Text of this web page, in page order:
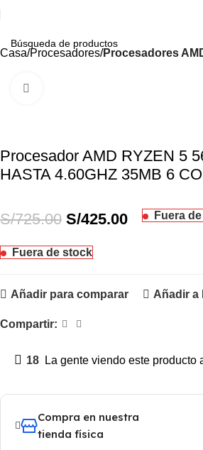
Casa Procesadores Procesadores
Procesador AMD RYZEN 5
HASTA 4.60GHZ 35MB 6
S/725.00 S/425.00 Fuera
Fuera de stock
Añadir para comparar Añadir a
Compartir:
18 La gente viendo este producto
Compra en nuestra
tienda física